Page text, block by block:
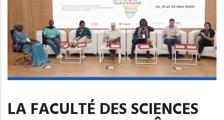
LA FACULTÉ DES SCIENCES